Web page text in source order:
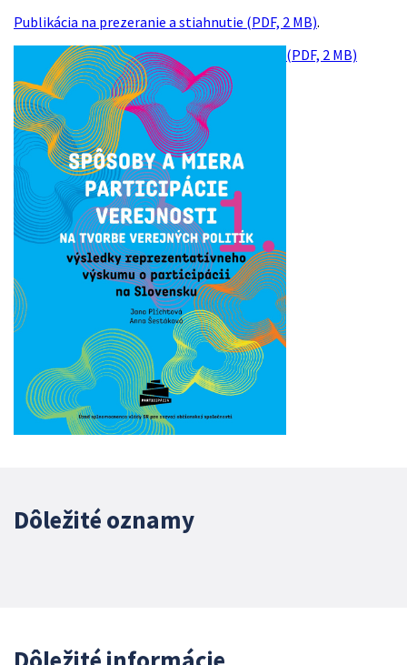
Publikácia na prezeranie a stiahnutie (PDF, 2 MB).
(PDF, 2 MB)
Dôležité oznamy